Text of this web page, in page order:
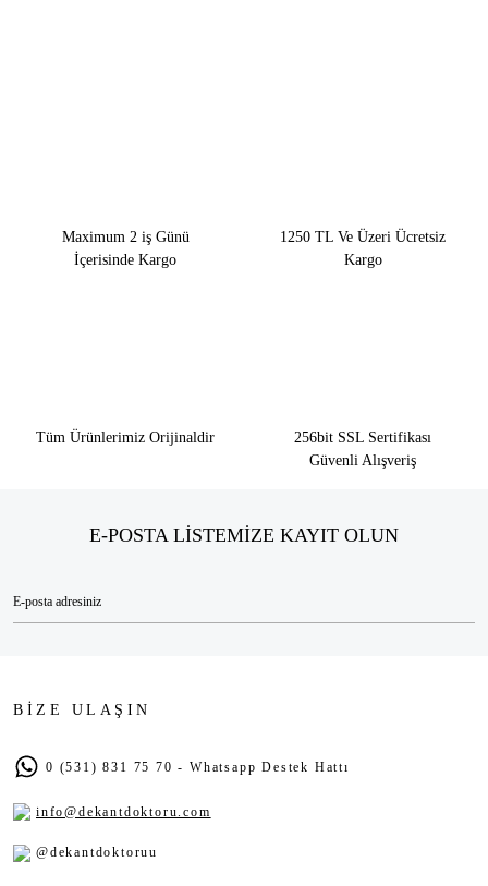
Maximum 2 iş Günü
İçerisinde Kargo
1250 TL Ve Üzeri Ücretsiz
Kargo
Tüm Ürünlerimiz Orijinaldir
256bit SSL Sertifikası
Güvenli Alışveriş
E-POSTA LİSTEMİZE KAYIT OLUN
BİZE ULAŞIN
0 (531) 831 75 70 - Whatsapp Destek Hattı
info@dekantdoktoru.com
@dekantdoktoruu